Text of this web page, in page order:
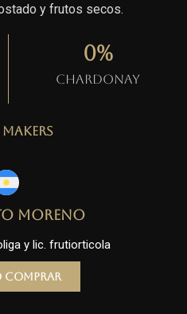
y frutos secos.
Chardonay
0%
Makers
Moreno
y lic. frutiorticola
comprar